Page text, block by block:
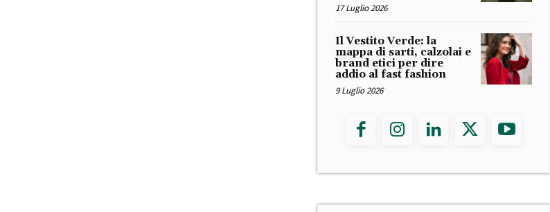
17 Luglio 2026
Il Vestito Verde: la
mappa di sarti, calzolai e
brand etici per dire
addio al fast fashion
9 Luglio 2026